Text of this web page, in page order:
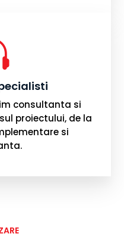
consultanta si
proiectului, de la
si